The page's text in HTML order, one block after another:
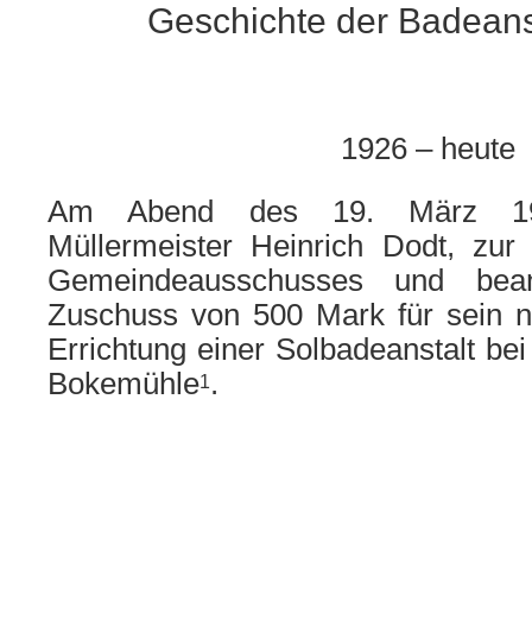
Geschichte der
1926 – heute
Am Abend des 19. März
Müllermeister Heinrich Dodt,
Gemeindeausschusses und
Zuschuss von 500 Mark für sein
Errichtung einer Solbadeanstalt
Bokemühle1.